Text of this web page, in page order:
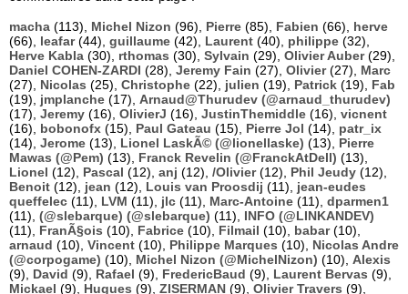
macha (113), Michel Nizon (96), Pierre (85), Fabien (66), herve
(66), leafar(44), guillaume (42), Laurent (40), philippe (32),
Herve Kabla (30), rthomas (30), Sylvain (29), Olivier Auber(29),
Daniel COHEN-ZARDI (28), Jeremy Fain (27), Olivier(27), Marc
(27), Nicolas (25), Christophe (22), julien (19), Patrick (19), Fab
(19), jmplanche (17), Arnaud@Thurudev (@arnaud_thurudev)
(17), Jeremy (16), OlivierJ (16), JustinThemiddle (16), vicnent
(16), bobonofx (15), Paul Gateau (15), Pierre Jol (14), patr_ix
(14), Jerome (13), Lionel LaskÃ© (@lionellaske) (13), Pierre
Mawas (@Pem) (13), Franck Revelin (@FranckAtDell) (13),
Lionel (12), Pascal (12), anj (12), /Olivier(12), Phil Jeudy (12),
Benoit (12), jean (12), Louis van Proosdij (11), jean-eudes
queffelec (11), LVM (11), jlc (11), Marc-Antoine (11), dparmen1
(11), (@slebarque) (@slebarque) (11), INFO (@LINKANDEV)
(11), FranÃ§ois (10), Fabrice (10), Filmail (10), babar(10),
arnaud (10), Vincent (10), Philippe Marques (10), Nicolas Andre
(@corpogame) (10), Michel Nizon (@MichelNizon) (10), Alexis
(9), David (9), Rafael (9), FredericBaud (9), Laurent Bervas (9),
Mickael (9), Hugues (9), ZISERMAN (9), Olivier Travers (9),